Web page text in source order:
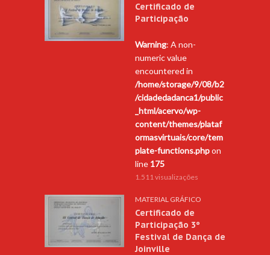
Certificado de
Participação
Warning: A non-
numeric value
encountered in
/home/storage/9/08/b2
/cidadedadanca1/public
_html/acervo/wp-
content/themes/plataf
ormasvirtuais/core/tem
plate-functions.phpon
line 175
1.511 visualizações
MATERIAL GRÁFICO
Certificado de
Participação 3º
Festival de Dança de
Joinville